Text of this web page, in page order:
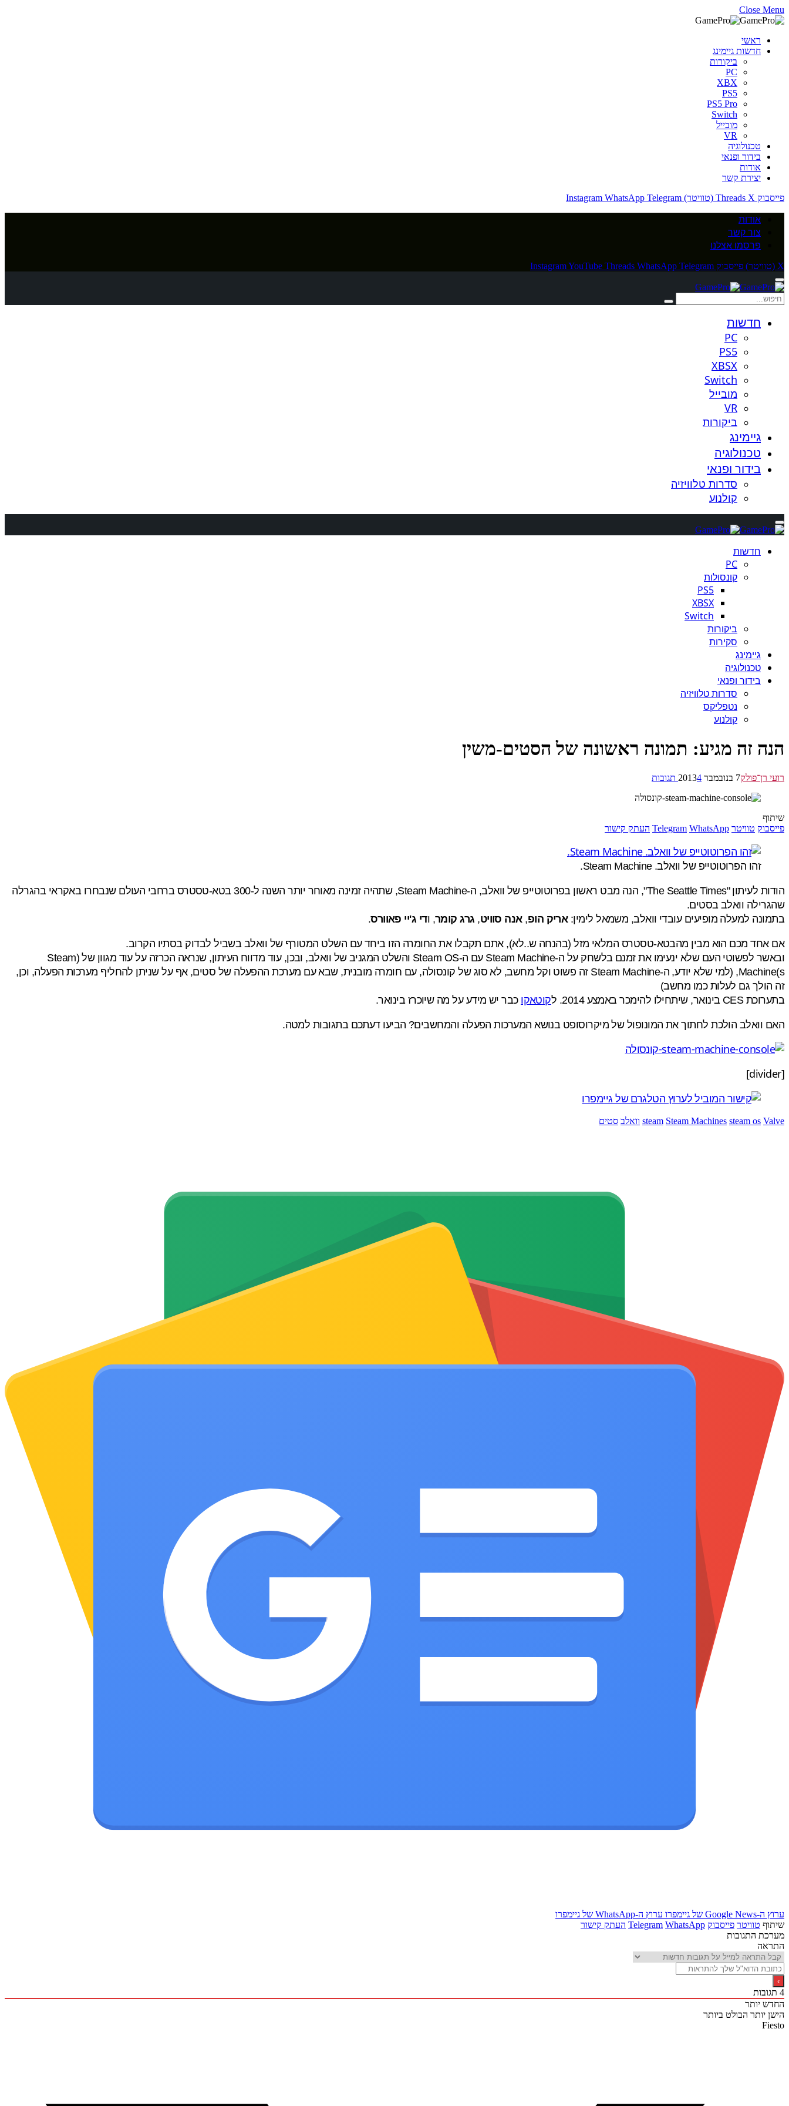
Close Menu
ראשי
חדשות גיימינג
ביקורות
PC
XBX
PS5
PS5 Pro
Switch
מובייל
VR
טכנולוגיה
בידור ופנאי
אודות
יצירת קשר
פייסבוק
Threads X (טוויטר) Instagram WhatsApp Telegram
אודות
צור קשר
פרסמו אצלנו
X (טוויטר) פייסבוק InstagramYouTube Threads WhatsApp Telegram
חדשות
PC
PS5
XBSX
Switch
מובייל
VR
ביקורות
גיימינג
טכנולוגיה
בידור ופנאי
סדרות טלוויזיה
קולנוע
חדשות
PC
קונסולות
PS5
XBSX
Switch
ביקורות
סקירות
גיימינג
טכנולוגיה
בידור ופנאי
סדרות טלוויזיה
נטפליקס
קולנוע
הנה זה מגיע: תמונה ראשונה של הסטים-משין
רועי רן־פולק7 בנובמבר 2013 4 תגובות
שיתוף
פייסבוק טוויטר Telegram WhatsApp העתק קישור
זהו הפרוטוטייפ של וואלב. Steam Machine.
הודות לעיתון "The Seattle Times", הנה מבט ראשון בפרוטוטייפ של וואלב, ה-Steam Machine, שתהיה זמינה מאוחר יותר השנה ל-300 בטא-טסטרס ברחבי העולם שנבחרו באקראי בהגרלה
שהגרילה וואלב בסטים.
בתמונה למעלה מופיעים עובדי וואלב, משמאל לימין:אריק הופ,אנה סוויט, גרג קומר, ודי ג'יי פאוורס.
אם אחד מכם הוא מבין מהבטא-טסטרס המלאי מזל (בהנחה ש..לא), אתם תקבלו את החומרה הזו ביחד עם השלט המטורף של וואלב בשביל לבדוק בסתיו הקרוב.
ובאשר לפשוטי העם שלא ינעימו את זמנם בלשחק על ה-Steam Machine עם ה-Steam OS והשלט המגניב של וואלב, ובכן, עוד מדווח העיתון, שנראה הכרזה על עוד מגוון של (Steam
Machine(s, (למי שלא יודע, ה-Steam Machine זה פשוט וקל מחשב, לא סוג של קונסולה, עם חומרה מובנית, שבא עם מערכת ההפעלה של סטים, אף על שניתן להחליף מערכות הפעלה, וכן,
זה הולך גם לעלות כמו מחשב)
בתערוכת CES בינואר, שיתחילו להימכר באמצע 2014. ל
קוטאקו כבר יש מידע על מה שיוכרז בינואר.
האם וואלב הולכת לחתוך את המונופול של מיקרוסופט בנושא המערכות הפעלה והמחשבים? הביעו דעתכם בתגובות למטה.
[divider]
steam Steam Machines steam os Valve וואלב סטים
ערוץ ה-Google News של גיימפרו
ערוץ ה-WhatsApp של גיימפרו
שיתוף טוויטר פייסבוק Telegram WhatsApp
העתק קישור
מערכת התגובות
התראה
4 תגובות
החדש יותר
הישן יותר הבולט ביותר
Fiesto